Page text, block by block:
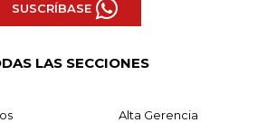
SUSCRÍBASE
LAS SECCIONES
Alta Gerencia